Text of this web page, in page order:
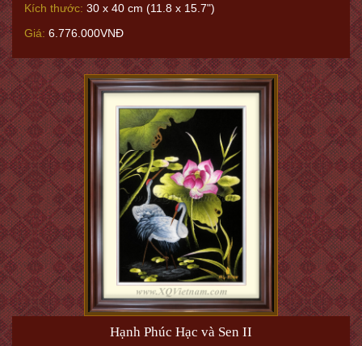
Kích thước: 30 x 40 cm (11.8 x 15.7")
Giá: 6.776.000VNĐ
Hạnh Phúc Hạc và Sen II